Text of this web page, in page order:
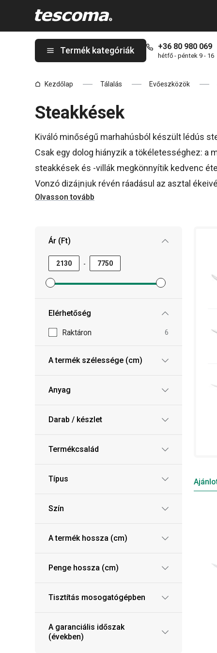
Termék kategóriák +36 80 980 069
hétfő - péntek 9 - 16
Kezdőlap Tálalás Evőeszközök
Steakkések
Kiváló minőségű marhahúsból készült lédús
Csak egy dolog hiányzik a tökéletességhez: a
steakkések és -villák megkönnyítik kedvenc
Vonzó dizájnjuk révén ráadásul az asztal
tányérokat
Olvasson tovább
Ár (Ft)
-
Minimum ár szűrő beállítása
Maximum ár szűrő beállítása
Elérhetőség
Raktáron 6
A termék szélessége (cm)
Anyag
Darab / készlet
Termékcsalád
Típus
Szín
A termék hossza (cm)
Penge hossza (cm)
Tisztítás mosogatógépben
A garanciális időszak
(években)